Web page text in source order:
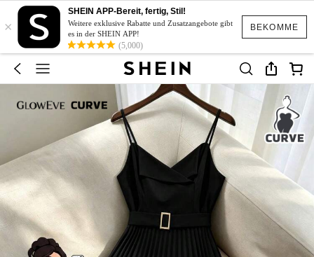
BEKOMME
×
SHEIN APP-Bereit, fertig, Stil!
Weitere exklusive Rabatte und Zusatzangebote gibt
es in der SHEIN APP!
(5,000)